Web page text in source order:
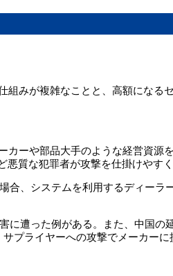
みが複雑なことと、高額になる
ーや部品大手のような経営資源
質な犯罪者が攻撃を仕掛けやす
、システムを利用するディーラ
遭った例がある。また、中国の
プライヤーへの攻撃でメーカー